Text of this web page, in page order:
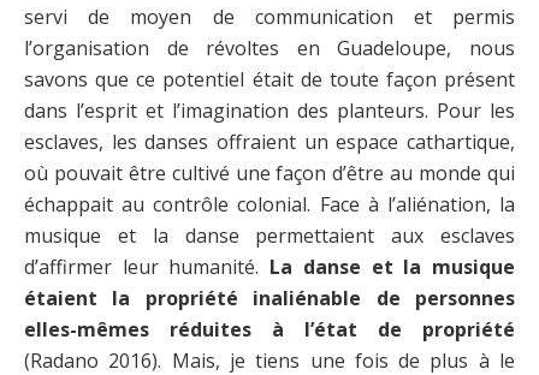
servi de moyen de communication et permis
l’organisation de révoltes en Guadeloupe, nous
savons que ce potentiel était de toute façon présent
dans l’esprit et l’imagination des planteurs. Pour les
esclaves, les danses offraient un espace cathartique,
où pouvait être cultivé une façon d’être au monde qui
échappait au contrôle colonial. Face à l’aliénation, la
musique et la danse permettaient aux esclaves
d’affirmer leur humanité. La danse et la musique
étaient la propriété inaliénable de personnes
elles-mêmes réduites à l’état de propriété
(Radano 2016). Mais, je tiens une fois de plus à le